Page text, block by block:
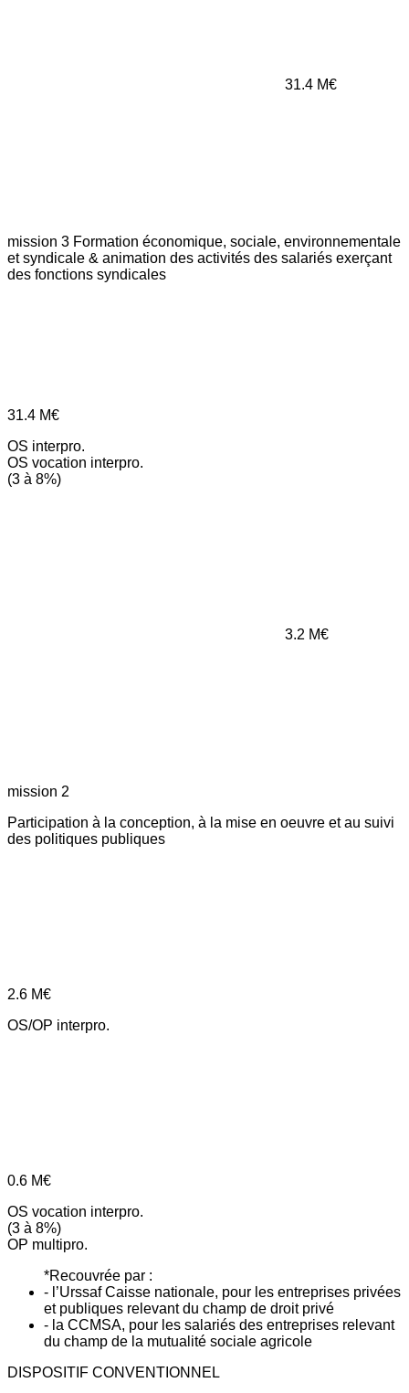
31.4 M€
mission 3 Formation économique, sociale, environnementale
et syndicale & animation des activités des salariés exerçant
des fonctions syndicales
31.4 M€
OS interpro.
OS vocation interpro.
(3 à 8%)
3.2 M€
mission 2
Participation à la conception, à la mise en oeuvre et au suivi
des politiques publiques
2.6 M€
OS/OP interpro.
0.6 M€
OS vocation interpro.
(3 à 8%)
OP multipro.
*Recouvrée par :
- l’Urssaf Caisse nationale, pour les entreprises privées
et publiques relevant du champ de droit privé
- la CCMSA, pour les salariés des entreprises relevant
du champ de la mutualité sociale agricole
DISPOSITIF CONVENTIONNEL